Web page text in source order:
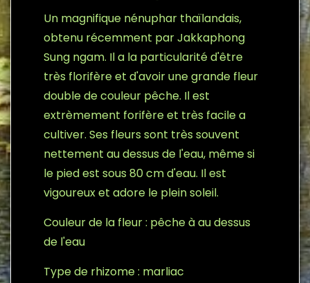
Un magnifique nénuphar thaïlandais,
obtenu récemment par Jakkaphong
Sung ngam. Il a la particularité d'être
très florifère et d'avoir une grande fleur
double de couleur pêche. Il est
extrèmement forifère et très facile a
cultiver. Ses fleurs sont très souvent
nettement au dessus de l'eau, même si
le pied est sous 80 cm d'eau. Il est
vigoureux et adore le plein soleil.
Couleur de la fleur : pêche à au dessus
de l'eau
Type de rhizome : marliac